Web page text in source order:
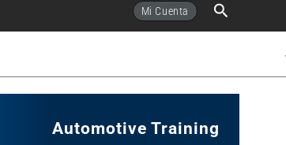
Mi Cuenta Buscar
Automotive Training